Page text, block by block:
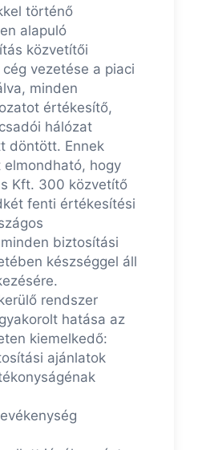
történő
alapuló
közvetítői
vezetése a piaci
minden
értékesítő,
hálózat
döntött. Ennek
elmondható, hogy
Kft. 300 közvetítő
fenti értékesítési
biztosítási
készséggel áll
rendszer
hatása az
kiemelkedő:
ajánlatok